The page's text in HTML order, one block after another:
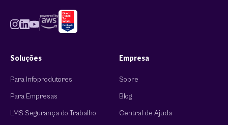
Soluções
Para Infoprodutores
Para Empresas
LMS Segurança do Trabalho
Empresa
Sobre
Blog
Central de Ajuda